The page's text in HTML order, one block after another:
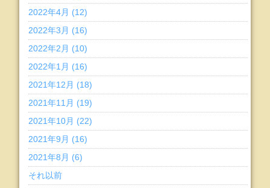
2022年4月 (12)
2022年3月 (16)
2022年2月 (10)
2022年1月 (16)
2021年12月 (18)
2021年11月 (19)
2021年10月 (22)
2021年9月 (16)
2021年8月 (6)
それ以前